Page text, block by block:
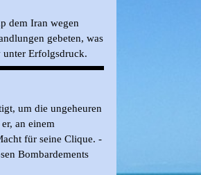
dem Iran wegen
gebeten, was
unter Erfolgsdruck.
um die ungeheuren
an einem
für seine Clique. -
Bombardements